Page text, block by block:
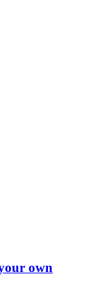
own